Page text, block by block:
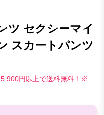
ツ セクシーマイ
スカートパンツ
円以上で送料無料！※